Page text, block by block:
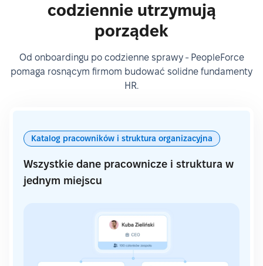
codziennie utrzymują
porządek
Od onboardingu po codzienne sprawy - PeopleForce
pomaga rosnącym firmom budować solidne fundamenty
HR.
Katalog pracowników i struktura organizacyjna
Wszystkie dane pracownicze i struktura w
jednym miejscu